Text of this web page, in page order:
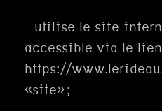
- utilise le site
accessible via le
https://
«site» ;